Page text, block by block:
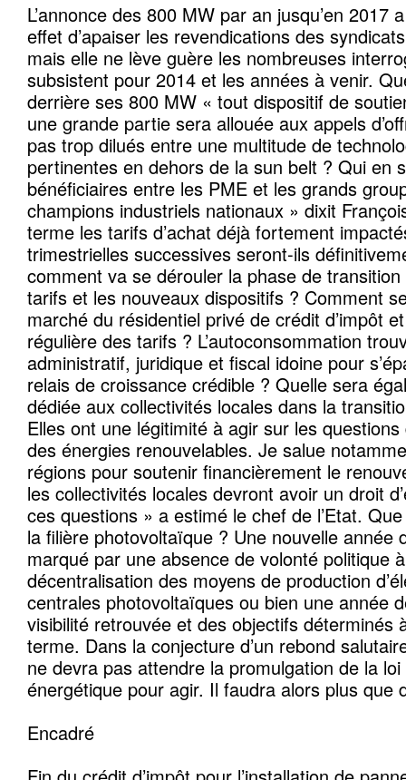
L’annonce des 800 MW par an jusqu’en 2017
effet d’apaiser les revendications des
mais elle ne lève guère les nombreuses
subsistent pour 2014 et les années à venir.
derrière ses 800 MW « tout dispositif de
une grande partie sera allouée aux appels
pas trop dilués entre une multitude de
pertinentes en dehors de la sun belt ? Qui en
bénéficiaires entre les PME et les grands
champions industriels nationaux » dixit
terme les tarifs d’achat déjà fortement
trimestrielles successives seront-ils
comment va se dérouler la phase de
tarifs et les nouveaux dispositifs ? Comment
marché du résidentiel privé de crédit d’impôt
régulière des tarifs ? L’autoconsommation
administratif, juridique et fiscal idoine pour
relais de croissance crédible ? Quelle sera
dédiée aux collectivités locales dans la
Elles ont une légitimité à agir sur les
des énergies renouvelables. Je salue
régions pour soutenir financièrement le
les collectivités locales devront avoir un droit
ces questions » a estimé le chef de l’Etat.
la filière photovoltaïque ? Une nouvelle année
marqué par une absence de volonté politique
décentralisation des moyens de production
centrales photovoltaïques ou bien une année
visibilité retrouvée et des objectifs déterminés
terme. Dans la conjecture d’un rebond
ne devra pas attendre la promulgation de la
énergétique pour agir. Il faudra alors plus que
Encadré